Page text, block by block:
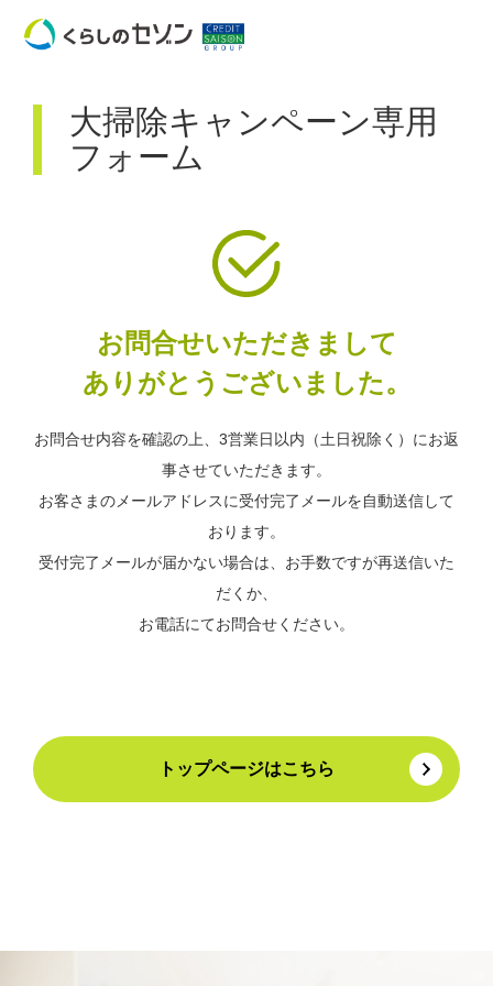
大掃除キャンペーン専用
フォーム
お問合せいただきまして
ありがとうございました。
お問合せ内容を確認の上、3営業日以内（土日祝除く）にお返
事させていただきます。
お客さまのメールアドレスに受付完了メールを自動送信して
おります。
受付完了メールが届かない場合は、お手数ですが再送信いた
だくか、
お電話にてお問合せください。
トップページはこちら